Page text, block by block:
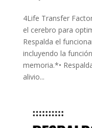
4Life Transfer
el cerebro para
Respalda el
incluyendo la
memoria.*•
alivio...